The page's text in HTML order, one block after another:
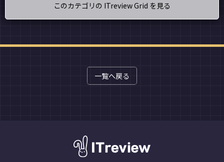
このカテゴリの ITreview Grid を見る
一覧へ戻る